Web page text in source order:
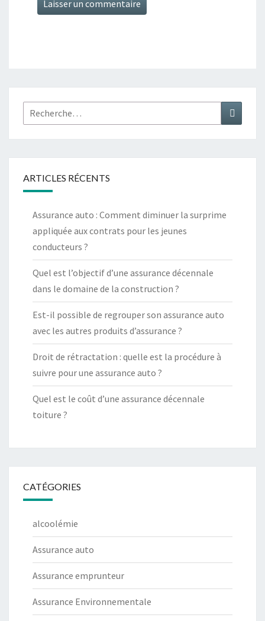
Rechercher :
ARTICLES RÉCENTS
Assurance auto : Comment diminuer la surprime
appliquée aux contrats pour les jeunes
conducteurs ?
Quel est l’objectif d’une assurance décennale
dans le domaine de la construction ?
Est-il possible de regrouper son assurance auto
avec les autres produits d’assurance ?
Droit de rétractation : quelle est la procédure à
suivre pour une assurance auto ?
Quel est le coût d’une assurance décennale
toiture ?
CATÉGORIES
alcoolémie
Assurance auto
Assurance emprunteur
Assurance Environnementale